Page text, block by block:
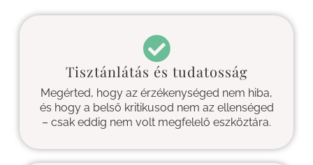
Tisztánlátás és tudatosság
Megérted, hogy az érzékenységed nem hiba,
és hogy a belső kritikusod nem az ellenséged
– csak eddig nem volt megfelelő eszköztára.